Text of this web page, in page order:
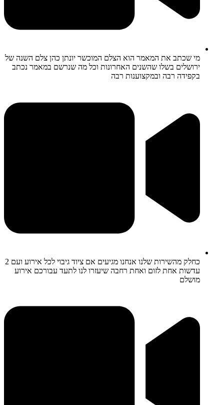
מי שכתב את המאמר הוא הצלם המוכשר יונתן כהן צלם השנה של
ירושלים בשלו שהשנים האחרונות וכל מה שנרשם במאמר נכתב
בקפידה רבה ובמקצוענות רבה
כחלק מהשירות שלנו אנחנו מגיעים אם ציוד גיבוי לכל אירוע ועם 2
עדשות אחת לזום ואחת רחבה שיעזרו לנו לתעד עבורכם אירוע
מושלם